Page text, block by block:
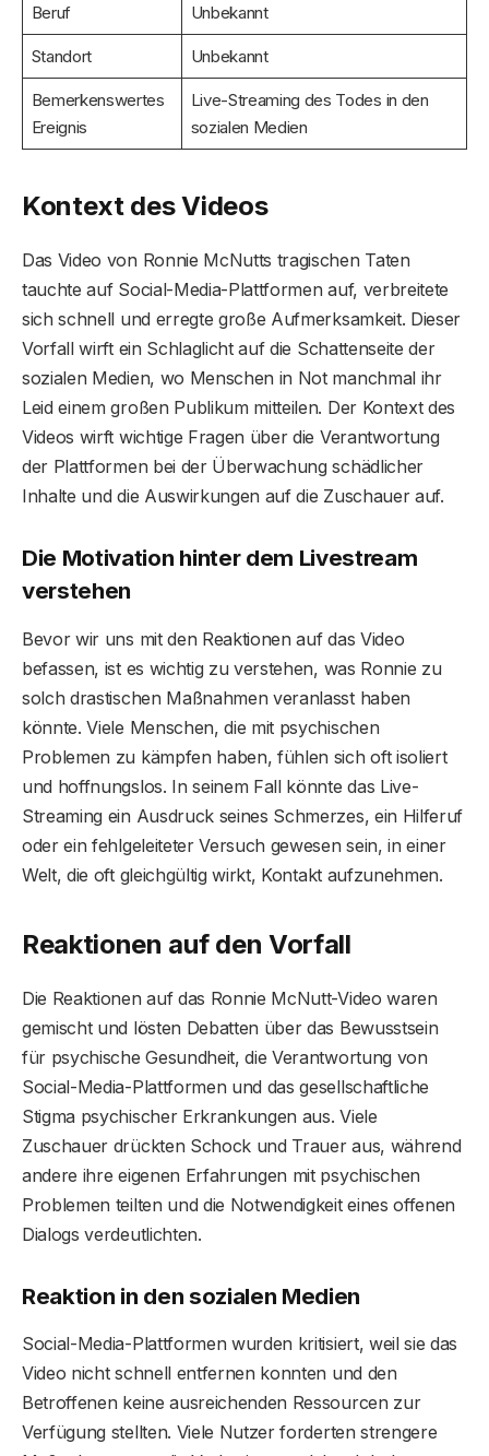
Beruf Unbekannt
Standort Unbekannt
Bemerkenswertes
Ereignis
Live-Streaming des Todes in den
sozialen Medien
Kontext des Videos
Das Video von Ronnie McNutts tragischen Taten
tauchte auf Social-Media-Plattformen auf, verbreitete
sich schnell und erregte große Aufmerksamkeit. Dieser
Vorfall wirft ein Schlaglicht auf die Schattenseite der
sozialen Medien, wo Menschen in Not manchmal ihr
Leid einem großen Publikum mitteilen. Der Kontext des
Videos wirft wichtige Fragen über die Verantwortung
der Plattformen bei der Überwachung schädlicher
Inhalte und die Auswirkungen auf die Zuschauer auf.
Die Motivation hinter dem Livestream
verstehen
Bevor wir uns mit den Reaktionen auf das Video
befassen, ist es wichtig zu verstehen, was Ronnie zu
solch drastischen Maßnahmen veranlasst haben
könnte. Viele Menschen, die mit psychischen
Problemen zu kämpfen haben, fühlen sich oft isoliert
und hoffnungslos. In seinem Fall könnte das Live-
Streaming ein Ausdruck seines Schmerzes, ein Hilferuf
oder ein fehlgeleiteter Versuch gewesen sein, in einer
Welt, die oft gleichgültig wirkt, Kontakt aufzunehmen.
Reaktionen auf den Vorfall
Die Reaktionen auf das Ronnie McNutt-Video waren
gemischt und lösten Debatten über das Bewusstsein
für psychische Gesundheit, die Verantwortung von
Social-Media-Plattformen und das gesellschaftliche
Stigma psychischer Erkrankungen aus. Viele
Zuschauer drückten Schock und Trauer aus, während
andere ihre eigenen Erfahrungen mit psychischen
Problemen teilten und die Notwendigkeit eines offenen
Dialogs verdeutlichten.
Reaktion in den sozialen Medien
Social-Media-Plattformen wurden kritisiert, weil sie das
Video nicht schnell entfernen konnten und den
Betroffenen keine ausreichenden Ressourcen zur
Verfügung stellten. Viele Nutzer forderten strengere